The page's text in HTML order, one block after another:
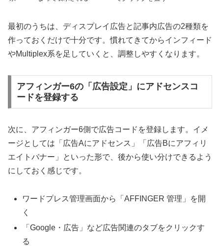
最初のうちは、ディスプレイ広告と記事内広告の2種類を
作っておくだけで十分です。慣れてきてからインフィード
やMultiplex系を足していくと、調整しやすくなります。
アフィンガー6の「広告設定」にアドセンスコ
ードを登録する
次に、アフィンガー6側で広告コードを登録します。イメ
ージとしては「広告Aにアドセンス」「広告Bにアフィリ
エイトバナー」といった形で、後から使い分けできるよう
にしておく感じです。
ワードプレス管理画面から「AFFINGER 管理」を開
く
「Google・広告」など広告関連のタブをクリックす
る